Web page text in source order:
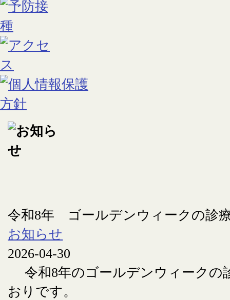
令和8年 ゴールデンウィークの診
お知らせ
2026-04-30
令和8年のゴールデンウィークの
おりです。